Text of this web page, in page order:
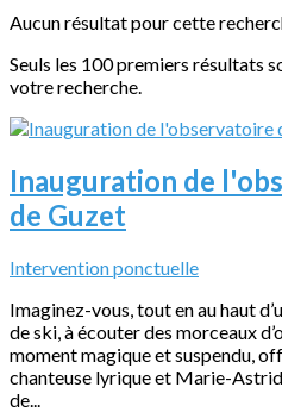
Aucun résultat pour cette
Seuls les 100 premiers résultats
votre recherche.
Inauguration de
de Guzet
Intervention ponctuelle
Imaginez-vous, tout en au haut
de ski, à écouter des morceaux
moment magique et suspendu,
chanteuse lyrique et Marie-Astrid
de...